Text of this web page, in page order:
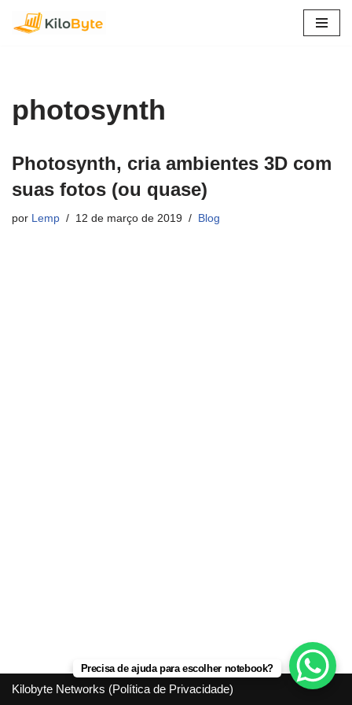
conteúdo
photosynth
Photosynth, cria ambientes 3D com
suas fotos (ou quase)
por Lemp 12 de março de 2019 Blog
Kilobyte Networks (Política de Privacidade)
Precisa de ajuda para escolher notebook?